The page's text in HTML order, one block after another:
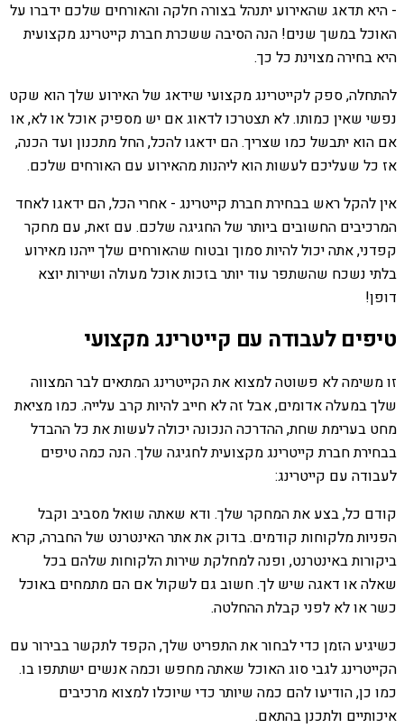
- היא תדאג שהאירוע יתנהל בצורה חלקה והאורחים שלכם ידברו על
האוכל במשך שנים! הנה הסיבה ששכרת חברת קייטרינג מקצועית
היא בחירה מצוינת כל כך.
להתחלה, ספק לקייטרינג מקצועי שידאג של האירוע שלך הוא שקט
נפשי שאין כמותו. לא תצטרכו לדאוג אם יש מספיק אוכל או לא, או
אם הוא יתבשל כמו שצריך. הם ידאגו להכל, החל מתכנון ועד הכנה,
אז כל שעליכם לעשות הוא ליהנות מהאירוע עם האורחים שלכם.
אין להקל ראש בבחירת חברת קייטרינג - אחרי הכל, הם ידאגו לאחד
המרכיבים החשובים ביותר של החגיגה שלכם. עם זאת, עם מחקר
קפדני, אתה יכול להיות סמוך ובטוח שהאורחים שלך ייהנו מאירוע
בלתי נשכח שהשתפר עוד יותר בזכות אוכל מעולה ושירות יוצא
דופן!
טיפים לעבודה עם קייטרינג מקצועי
זו משימה לא פשוטה למצוא את הקייטרינג המתאים לבר המצווה
שלך במעלה אדומים, אבל זה לא חייב להיות קרב עלייה. כמו מציאת
מחט בערימת שחת, ההדרכה הנכונה יכולה לעשות את כל ההבדל
בבחירת חברת קייטרינג מקצועית לחגיגה שלך. הנה כמה טיפים
לעבודה עם קייטרינג:
קודם כל, בצע את המחקר שלך. ודא שאתה שואל מסביב וקבל
הפניות מלקוחות קודמים. בדוק את אתר האינטרנט של החברה, קרא
ביקורות באינטרנט, ופנה למחלקת שירות הלקוחות שלהם בכל
שאלה או דאגה שיש לך. חשוב גם לשקול אם הם מתמחים באוכל
כשר או לא לפני קבלת ההחלטה.
כשיגיע הזמן כדי לבחור את התפריט שלך, הקפד לתקשר בבירור עם
הקייטרינג לגבי סוג האוכל שאתה מחפש וכמה אנשים ישתתפו בו.
כמו כן, הודיעו להם כמה שיותר כדי שיוכלו למצוא מרכיבים
איכותיים ולתכנן בהתאם.